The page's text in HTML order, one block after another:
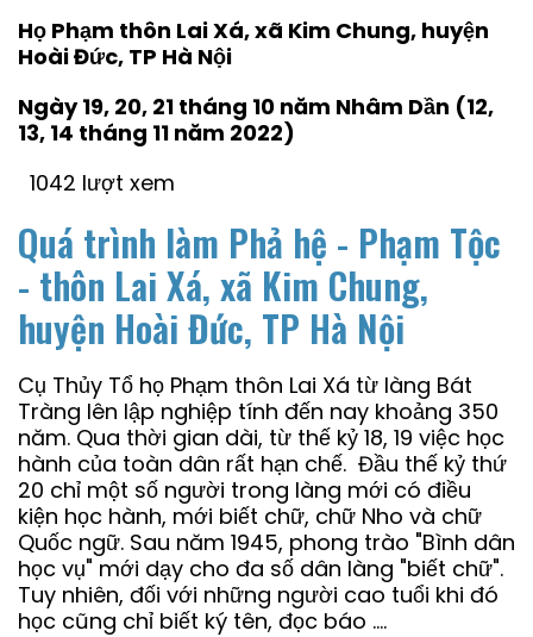
Họ Phạm thôn Lai Xá, xã Kim Chung, huyện
Hoài Đức, TP Hà Nội
Ngày 19, 20, 21 tháng 10 năm Nhâm Dần (12,
13, 14 tháng 11 năm 2022)
1042 lượt xem
Quá trình làm Phả hệ - Phạm Tộc
- thôn Lai Xá, xã Kim Chung,
huyện Hoài Đức, TP Hà Nội
Cụ Thủy Tổ họ Phạm thôn Lai Xá từ làng Bát
Tràng lên lập nghiệp tính đến nay khoảng 350
năm. Qua thời gian dài, từ thế kỷ 18, 19 việc học
hành của toàn dân rất hạn chế. Đầu thế kỷ thứ
20 chỉ một số người trong làng mới có điều
kiện học hành, mới biết chữ, chữ Nho và chữ
Quốc ngữ. Sau năm 1945, phong trào "Bình dân
học vụ" mới dạy cho đa số dân làng "biết chữ".
Tuy nhiên, đối với những người cao tuổi khi đó
học cũng chỉ biết ký tên, đọc báo ....